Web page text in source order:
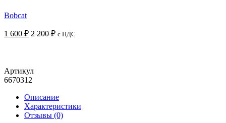
Bobcat
1 600 ₽ 2 200₽ с НДС
Артикул
6670312
Описание
Характеристики
Отзывы (0)